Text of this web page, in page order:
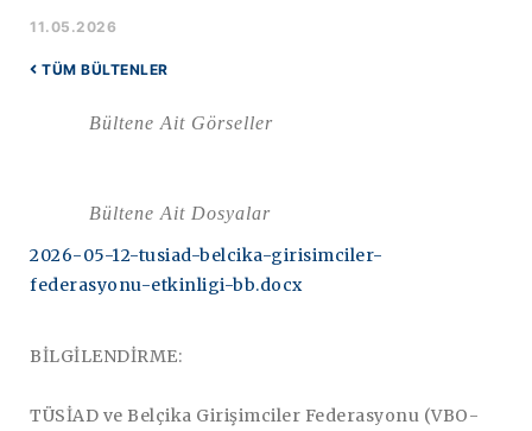
11.05.2026
TÜM BÜLTENLER
Bültene Ait Görseller
Bültene Ait Dosyalar
2026-05-12-tusiad-belcika-girisimciler-
federasyonu-etkinligi-bb.docx
BİLGİLENDİRME:
TÜSİAD ve Belçika Girişimciler Federasyonu (VBO-